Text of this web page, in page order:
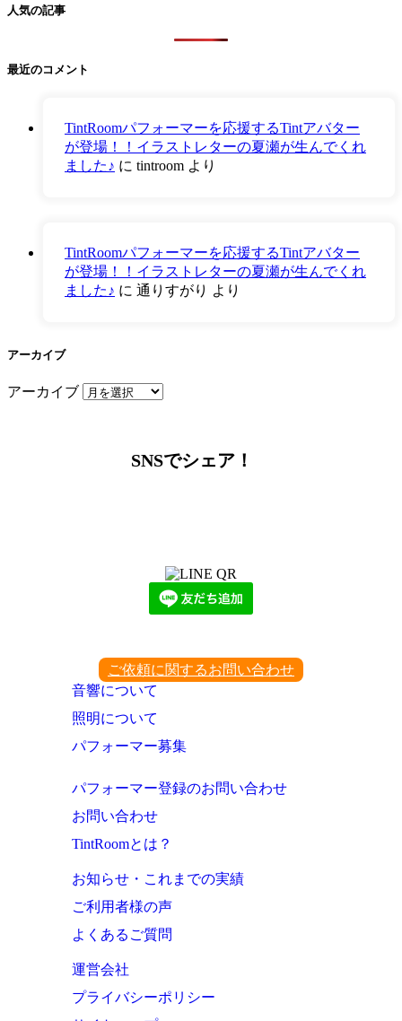
人気の記事
最近のコメント
TintRoomパフォーマーを応援するTintアバター
が登場！！イラストレターの夏瀬が生んでくれ
ました♪ に tintroom より
TintRoomパフォーマーを応援するTintアバター
が登場！！イラストレターの夏瀬が生んでくれ
ました♪ に 通りすがり より
アーカイブ
アーカイブ
SNSでシェア！
ご依頼に関するお問い合わせ
音響について
照明について
パフォーマー募集
パフォーマー登録のお問い合わせ
お問い合わせ
TintRoomとは？
お知らせ・これまでの実績
ご利用者様の声
よくあるご質問
運営会社
プライバシーポリシー